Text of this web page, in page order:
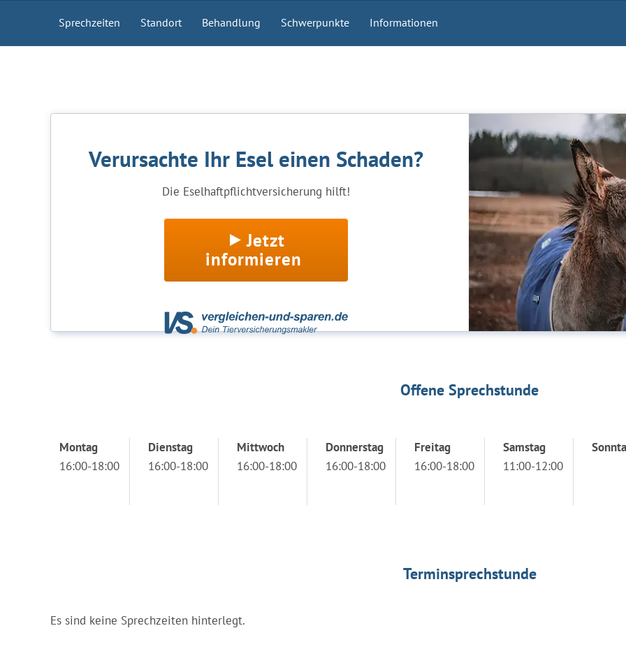
Sprechzeiten Standort Behandlung Schwerpunkte Informationen
Verursachte Ihr Esel einen Schaden?
Die Eselhaftpflichtversicherung hilft!
Jetzt
informieren
Offene Sprechstunde
Montag
16:00-18:00
Dienstag
16:00-18:00
Mittwoch
16:00-18:00
Donnerstag
16:00-18:00
Freitag
16:00-18:00
Samstag
11:00-12:00
Terminsprechstunde
Es sind keine Sprechzeiten hinterlegt.